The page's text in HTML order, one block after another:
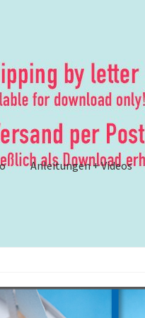
Anleitungen + Videos